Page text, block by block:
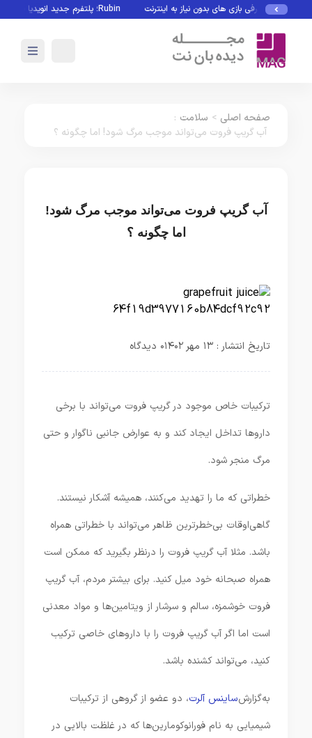
معرفی بازی های بدون نیاز به اینترنت Rubin؛ پلتفرم جدید انویدیا برای سلطه بر نسل بعدی هوش مصنوعی
صفحه اصلی > سلامت :
آب گریپ فروت می‌تواند موجب مرگ شود! اما چگونه ؟
آب گریپ فروت می‌تواند موجب مرگ شود!
اما چگونه ؟
تاریخ انتشار : ۱۳ مهر ۱۴۰۲ ۰ دیدگاه
ترکیبات خاص موجود در گریپ فروت می‌تواند با برخی
داروها تداخل ایجاد کند و به عوارض جانبی ناگوار و حتی
مرگ منجر شود.
خطراتی که ما را تهدید می‌کنند، همیشه آشکار نیستند.
گاهی‌اوقات بی‌خطرترین ظاهر می‌تواند با خطراتی همراه
باشد. مثلا آب گریپ فروت را درنظر بگیرید که ممکن است
همراه صبحانه خود میل کنید. برای بیشتر مردم، آب گریپ
فروت خوشمزه، سالم و سرشار از ویتامین‌ها و مواد معدنی
است اما اگر آب گریپ فروت را با داروهای خاصی ترکیب
کنید، می‌تواند کشنده باشد.
به‌گزارشساینس آلرت، دو عضو از گروهی از ترکیبات
شیمیایی به نام فورانوکومارین‌ها که در غلظت بالایی در